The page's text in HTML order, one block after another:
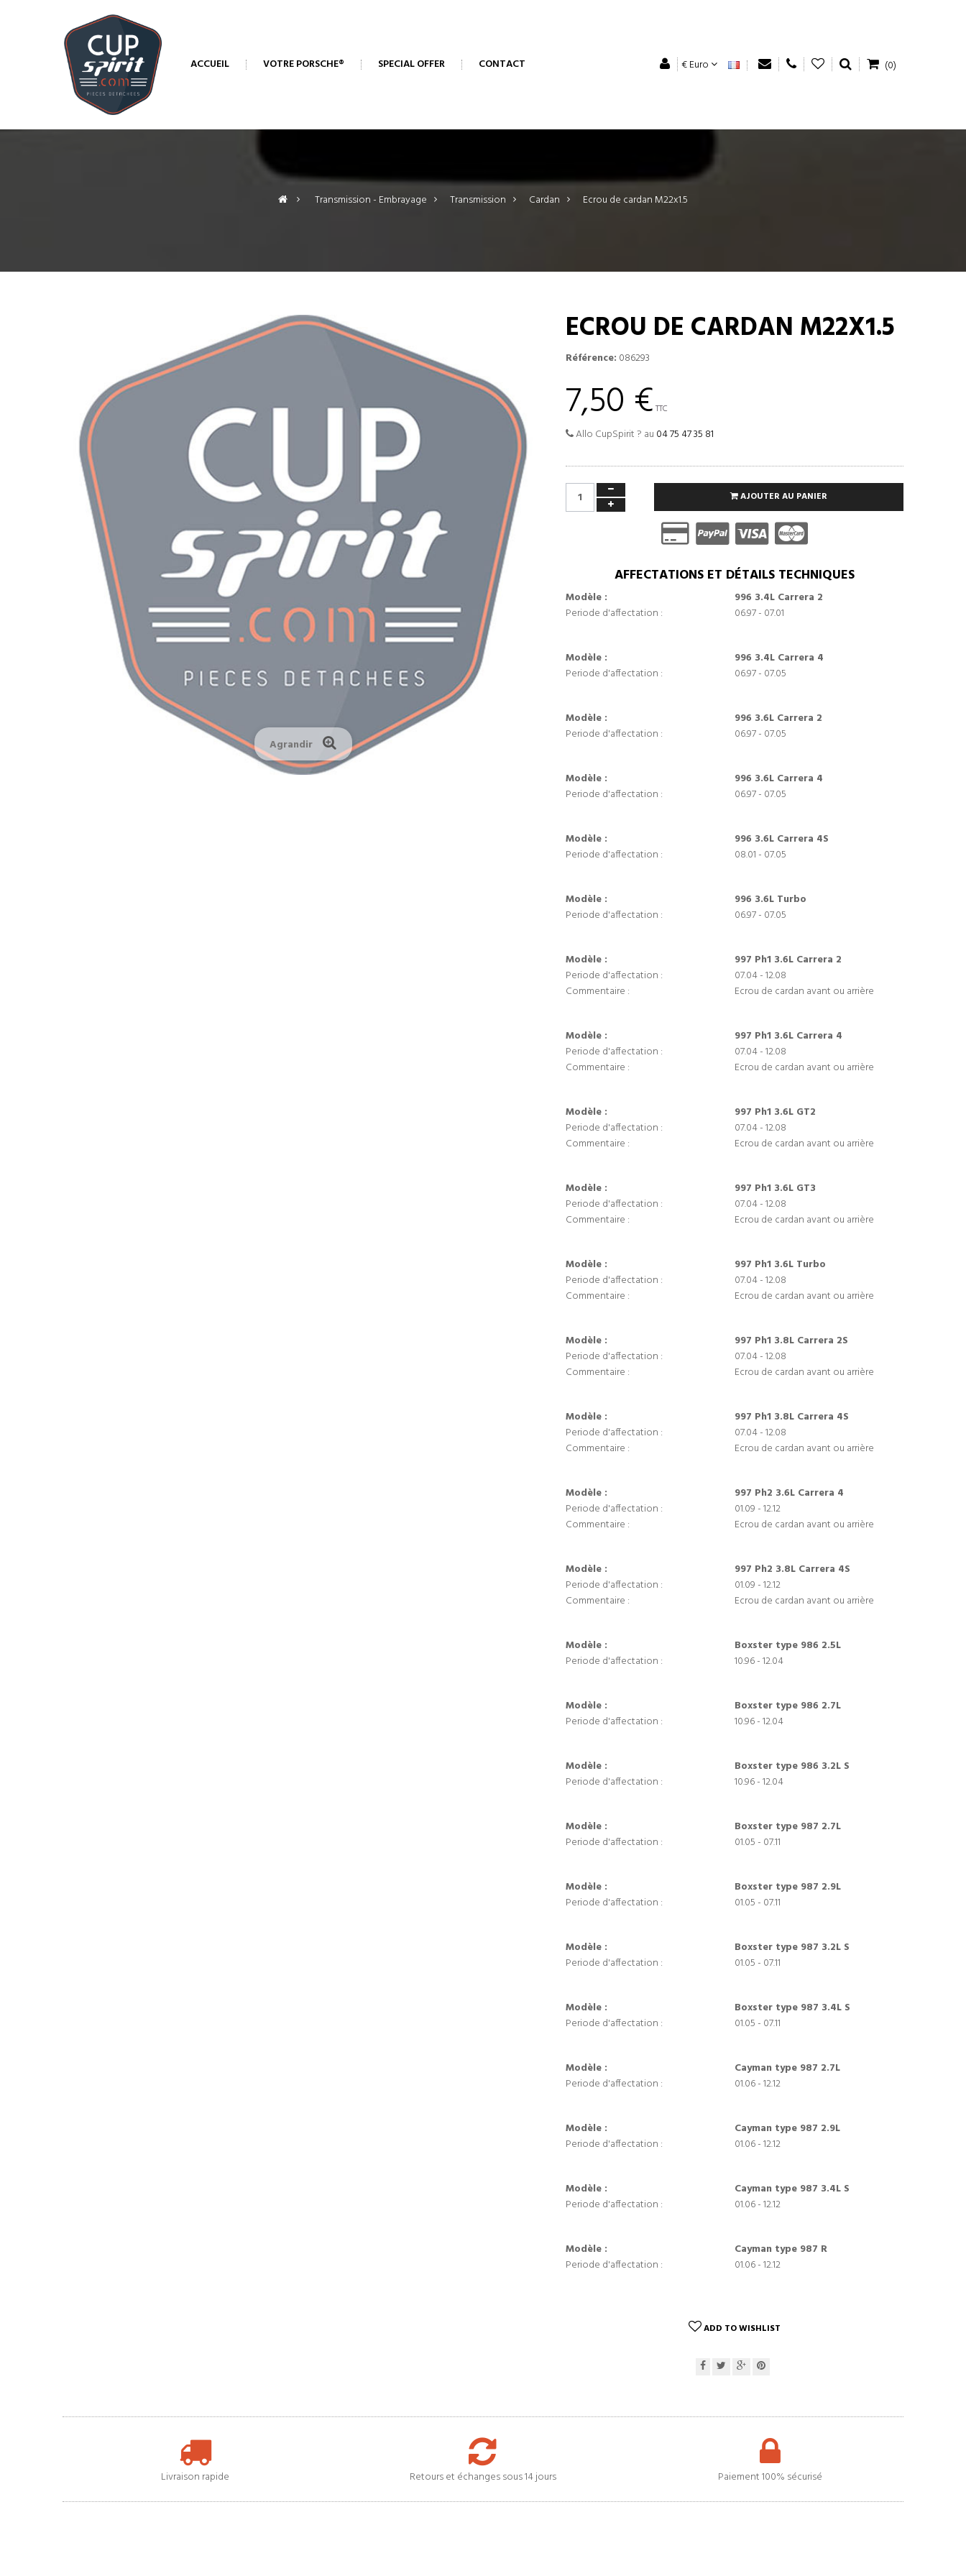
ACCUEIL VOTRE PORSCHE® SPECIAL OFFER CONTACT € Euro (0)
> Transmission - Embrayage > Transmission > Cardan > Ecrou de cardan M22x1.5
Agrandir
ECROU DE CARDAN M22X1.5
Référence: 086293
7,50 € TTC
Allo CupSpirit ? au 04 75 47 35 81
AJOUTER AU PANIER
AFFECTATIONS ET DÉTAILS TECHNIQUES
Modèle :
996 3.4L Carrera 2
Periode d'affectation :
06.97 - 07.01
Modèle :
996 3.4L Carrera 4
Periode d'affectation :
06.97 - 07.05
Modèle :
996 3.6L Carrera 2
Periode d'affectation :
06.97 - 07.05
Modèle :
996 3.6L Carrera 4
Periode d'affectation :
06.97 - 07.05
Modèle :
996 3.6L Carrera 4S
Periode d'affectation :
08.01 - 07.05
Modèle :
996 3.6L Turbo
Periode d'affectation :
06.97 - 07.05
Modèle :
997 Ph1 3.6L Carrera 2
Periode d'affectation :
07.04 - 12.08
Commentaire :
Ecrou de cardan avant ou arrière
Modèle :
997 Ph1 3.6L Carrera 4
Periode d'affectation :
07.04 - 12.08
Commentaire :
Ecrou de cardan avant ou arrière
Modèle :
997 Ph1 3.6L GT2
Periode d'affectation :
07.04 - 12.08
Commentaire :
Ecrou de cardan avant ou arrière
Modèle :
997 Ph1 3.6L GT3
Periode d'affectation :
07.04 - 12.08
Commentaire :
Ecrou de cardan avant ou arrière
Modèle :
997 Ph1 3.6L Turbo
Periode d'affectation :
07.04 - 12.08
Commentaire :
Ecrou de cardan avant ou arrière
Modèle :
997 Ph1 3.8L Carrera 2S
Periode d'affectation :
07.04 - 12.08
Commentaire :
Ecrou de cardan avant ou arrière
Modèle :
997 Ph1 3.8L Carrera 4S
Periode d'affectation :
07.04 - 12.08
Commentaire :
Ecrou de cardan avant ou arrière
Modèle :
997 Ph2 3.6L Carrera 4
Periode d'affectation :
01.09 - 12.12
Commentaire :
Ecrou de cardan avant ou arrière
Modèle :
997 Ph2 3.8L Carrera 4S
Periode d'affectation :
01.09 - 12.12
Commentaire :
Ecrou de cardan avant ou arrière
Modèle :
Boxster type 986 2.5L
Periode d'affectation :
10.96 - 12.04
Modèle :
Boxster type 986 2.7L
Periode d'affectation :
10.96 - 12.04
Modèle :
Boxster type 986 3.2L S
Periode d'affectation :
10.96 - 12.04
Modèle :
Boxster type 987 2.7L
Periode d'affectation :
01.05 - 07.11
Modèle :
Boxster type 987 2.9L
Periode d'affectation :
01.05 - 07.11
Modèle :
Boxster type 987 3.2L S
Periode d'affectation :
01.05 - 07.11
Modèle :
Boxster type 987 3.4L S
Periode d'affectation :
01.05 - 07.11
Modèle :
Cayman type 987 2.7L
Periode d'affectation :
01.06 - 12.12
Modèle :
Cayman type 987 2.9L
Periode d'affectation :
01.06 - 12.12
Modèle :
Cayman type 987 3.4L S
Periode d'affectation :
01.06 - 12.12
Modèle :
Cayman type 987 R
Periode d'affectation :
01.06 - 12.12
ADD TO WISHLIST
Livraison rapide Retours et échanges sous 14 jours Paiement 100% sécurisé